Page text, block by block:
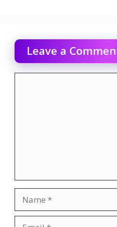
Leave a